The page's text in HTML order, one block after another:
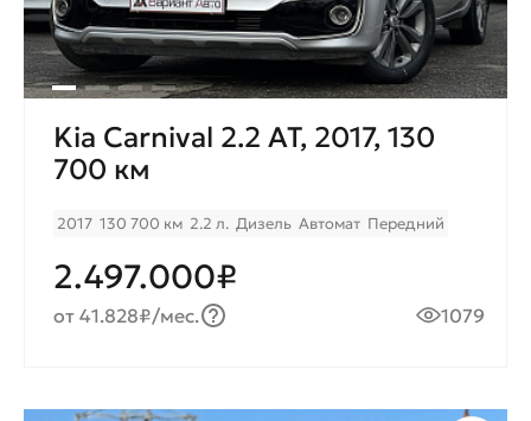
Kia Carnival 2.2 AT, 2017, 130
700 км
2017 130 700 км 2.2 л. Дизель Автомат Передний
2.497.000₽
от 41.828₽/мес. 1079